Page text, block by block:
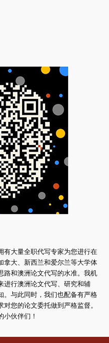
有大量全职代写专家为您进行在
拿大、新西兰和爱尔兰等大学体
路和澳洲论文代写的水准。我机
进行澳洲论文代写、研究和辅
。与此同时，我们也配备有严格
您的论文委托做到严格监督。
小伙伴们！